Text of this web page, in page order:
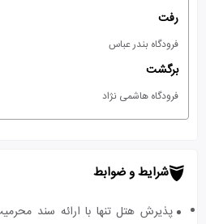
رفت
فرودگاه بندر عباس
برگشت
فرودگاه هاشمی نژاد
شرایط و ضوابط
پذیرش هتل تنها با ارائه سند